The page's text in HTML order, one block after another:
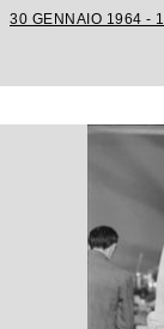
30 GENNAIO 1964 -